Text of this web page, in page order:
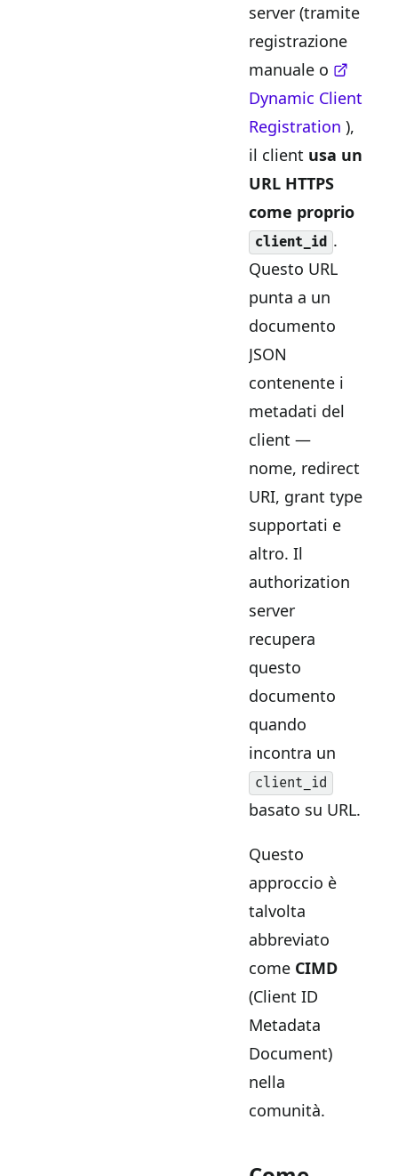
server (tramite
registrazione
manuale o
Dynamic Client
Registration ),
il client usa un
URL HTTPS
come proprio
client_id .
Questo URL
punta a un
documento
JSON
contenente i
metadati del
client —
nome, redirect
URI, grant type
supportati e
altro. Il
authorization
server
recupera
questo
documento
quando
incontra un
client_id
basato su URL.
Questo
approccio è
talvolta
abbreviato
come CIMD
(Client ID
Metadata
Document)
nella
comunità.